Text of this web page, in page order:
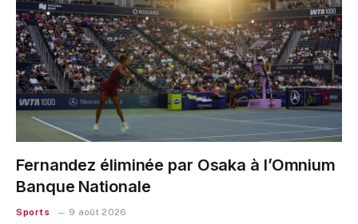
Fernandez éliminée par Osaka à l’Omnium
Banque Nationale
Sports 9 août 2026